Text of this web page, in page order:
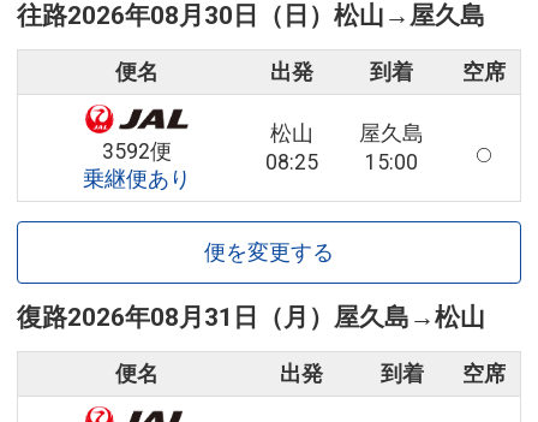
往路2026年08月30日（日） 松山 → 屋久島
便名 出発 到着 空席
3592便
乗継便あり
松山
08:25
屋久島
15:00
便を変更する
復路2026年08月31日（月） 屋久島 →松山
便名 出発 到着 空席